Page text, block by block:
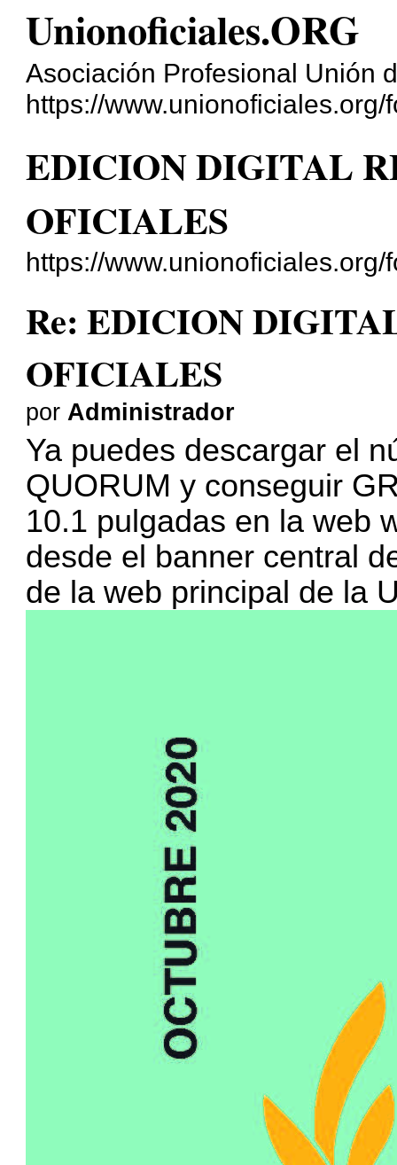
Unionoficiales.ORG
Asociación Profesional Unión
https://www.unionoficiales.org/
EDICION DIGITAL
OFICIALES
https://
Re: EDICION
OFICIALES
por Administrador
Ya puedes descargar el
QUORUM y conseguir
10.1 pulgadas en la web
desde el banner central
de la web principal de la